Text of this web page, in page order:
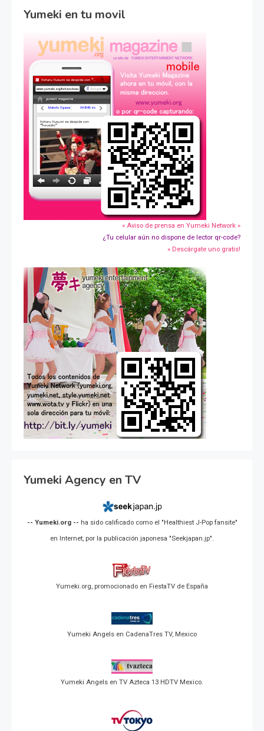
Yumeki en tu movil
» Aviso de prensa en Yumeki Network »
¿Tu celular aún no dispone de lector qr-code?
» Descárgate uno gratis!
Yumeki Agency en TV
-- Yumeki.org -- ha sido calificado como el "Healthiest J-Pop fansite"
en Internet, por la publicación japonesa "Seekjapan.jp".
Yumeki.org, promocionado en FiestaTV de España
Yumeki Angels en CadenaTres TV, Mexico
Yumeki Angels en TV Azteca 13 HDTV Mexico.